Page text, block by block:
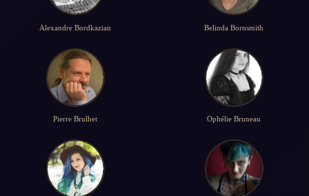
Alexandre Bordkazian Belinda Bornsmith
Pierre Brulhet Ophélie Bruneau